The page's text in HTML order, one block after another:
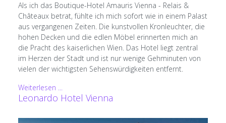
Als ich das Boutique-Hotel Amauris Vienna - Relais &
Châteaux betrat, fühlte ich mich sofort wie in einem Palast
aus vergangenen Zeiten. Die kunstvollen Kronleuchter, die
hohen Decken und die edlen Möbel erinnerten mich an
die Pracht des kaiserlichen Wien. Das Hotel liegt zentral
im Herzen der Stadt und ist nur wenige Gehminuten von
vielen der wichtigsten Sehenswürdigkeiten entfernt.
Weiterlesen ...
Leonardo Hotel Vienna